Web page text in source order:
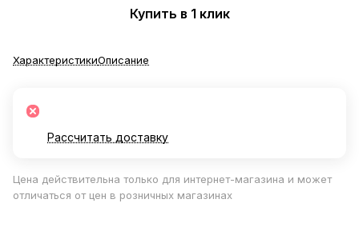
Купить в 1 клик
ХарактеристикиОписание
Рассчитать доставку
Цена действительна только для интернет-магазина и может
отличаться от цен в розничных магазинах